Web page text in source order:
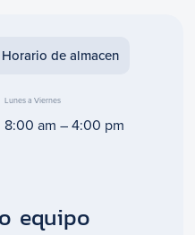
Horario de almacen
Lunes a Viernes
8:00 am – 4:00 pm
equipo